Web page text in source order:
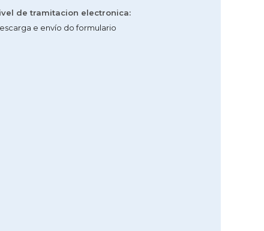
de tramitacion electronica:
e envío do formulario